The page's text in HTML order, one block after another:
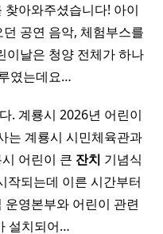
찾아와주셨습니다! 아이
공연 음악, 체험부스를
이날은 청양 전체가 하나
였는데요…
. 계룡시 2026년 어린이
는 계룡시 시민체육관과
어린이 큰 잔치 기념식
작되는데 이른 시간부터
영본부와 어린이 관련
설치되어…